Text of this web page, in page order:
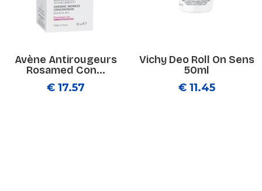
Avène Antirougeurs
Rosamed Con...
€ 17.57
Vichy Deo Roll On Sens
50ml
€ 11.45